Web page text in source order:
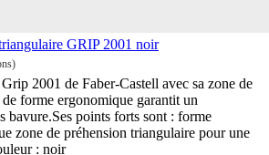
GRIP 2001 noir
2001 de Faber-Castell avec sa zone de
forme ergonomique garantit un
bavure.Ses points forts sont : forme
zone de préhension triangulaire pour une
: noir